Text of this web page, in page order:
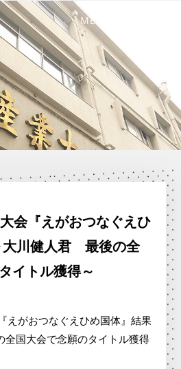
会『えがおつなぐえひ
大川健人君 最後の全
イトル獲得～
えがおつなぐえひめ国体』結果
国大会で念願のタイトル獲得